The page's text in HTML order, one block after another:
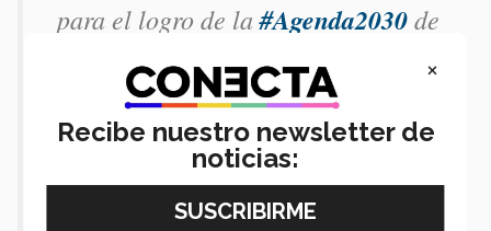
para el logro de la#Agenda2030de
#México
través de la metodología
apoyamos a los gobiernos a una
mejor planeación, construcción y uso
de las infraestructuras
×
Recibe nuestro newsletter de
noticias: